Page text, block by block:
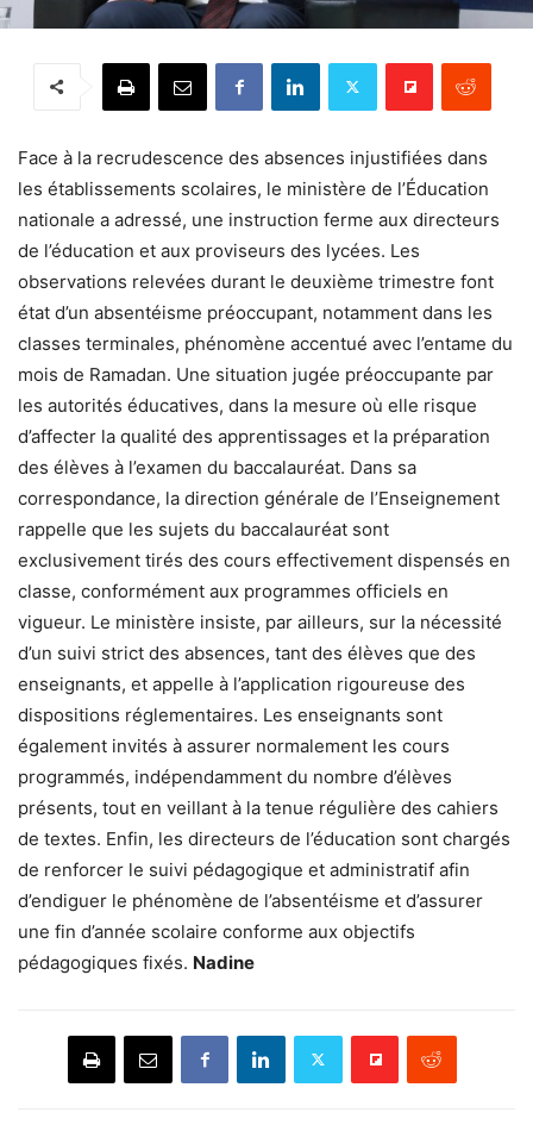
Face à la recrudescence des absences injustifiées dans
les établissements scolaires, le ministère de l’Éducation
nationale a adressé, une instruction ferme aux directeurs
de l’éducation et aux proviseurs des lycées. Les
observations relevées durant le deuxième trimestre font
état d’un absentéisme préoccupant, notamment dans les
classes terminales, phénomène accentué avec l’entame du
mois de Ramadan. Une situation jugée préoccupante par
les autorités éducatives, dans la mesure où elle risque
d’affecter la qualité des apprentissages et la préparation
des élèves à l’examen du baccalauréat. Dans sa
correspondance, la direction générale de l’Enseignement
rappelle que les sujets du baccalauréat sont
exclusivement tirés des cours effectivement dispensés en
classe, conformément aux programmes officiels en
vigueur. Le ministère insiste, par ailleurs, sur la nécessité
d’un suivi strict des absences, tant des élèves que des
enseignants, et appelle à l’application rigoureuse des
dispositions réglementaires. Les enseignants sont
également invités à assurer normalement les cours
programmés, indépendamment du nombre d’élèves
présents, tout en veillant à la tenue régulière des cahiers
de textes. Enfin, les directeurs de l’éducation sont chargés
de renforcer le suivi pédagogique et administratif afin
d’endiguer le phénomène de l’absentéisme et d’assurer
une fin d’année scolaire conforme aux objectifs
pédagogiques fixés. Nadine